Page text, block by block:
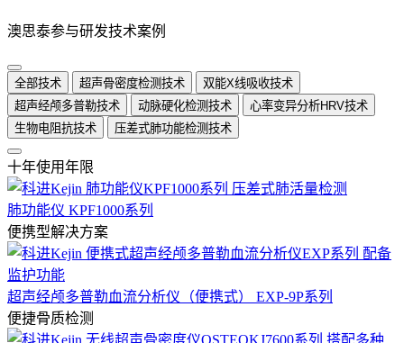
澳思泰参与研发技术案例
全部技术 超声骨密度检测技术
双能X线吸收技术
超声经颅多普勒技术
动脉硬化检测技术
心率变异分析HRV技术
生物电阻抗技术
压差式肺功能检测技术
十年使用年限
肺功能仪 KPF1000系列
便携型解决方案
超声经颅多普勒血流分析仪（便携式） EXP-9P系列
便捷骨质检测